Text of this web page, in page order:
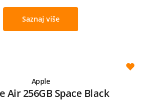
Saznaj više
Apple
Air 256GB Space Black